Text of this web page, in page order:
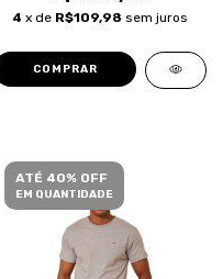
4 x de R$109,98 sem juros
COMPRAR
ATÉ 40% OFF
EM QUANTIDADE